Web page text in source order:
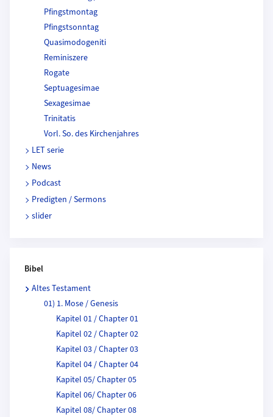
Pfingstmontag
Pfingstsonntag
Quasimodogeniti
Reminiszere
Rogate
Septuagesimae
Sexagesimae
Trinitatis
Vorl. So. des Kirchenjahres
LET serie
News
Podcast
Predigten / Sermons
slider
Bibel
Altes Testament
01) 1. Mose / Genesis
Kapitel 01 / Chapter 01
Kapitel 02 / Chapter 02
Kapitel 03 / Chapter 03
Kapitel 04 / Chapter 04
Kapitel 05/ Chapter 05
Kapitel 06/ Chapter 06
Kapitel 08/ Chapter 08